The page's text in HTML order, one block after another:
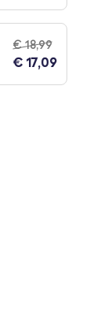
€ 18,99
€ 17,09